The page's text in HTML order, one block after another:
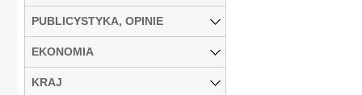
PUBLICYSTYKA, OPINIE
EKONOMIA
KRAJ